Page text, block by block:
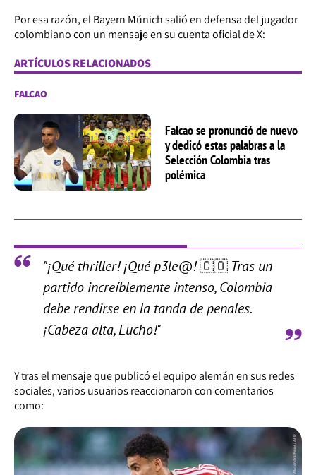
Por esa razón, el Bayern Múnich salió en defensa del jugador
colombiano con un mensaje en su cuenta oficial de X:
ARTÍCULOS RELACIONADOS
FALCAO
Falcao se pronunció de nuevo
y dedicó estas palabras a la
Selección Colombia tras
polémica
"¡Qué thriller! ¡Qué p3le@! 🇨🇴 Tras un
partido increíblemente intenso, Colombia
debe rendirse en la tanda de penales.
¡Cabeza alta, Lucho!"
Y tras el mensaje que publicó el equipo alemán en sus redes
sociales, varios usuarios reaccionaron con comentarios
como: